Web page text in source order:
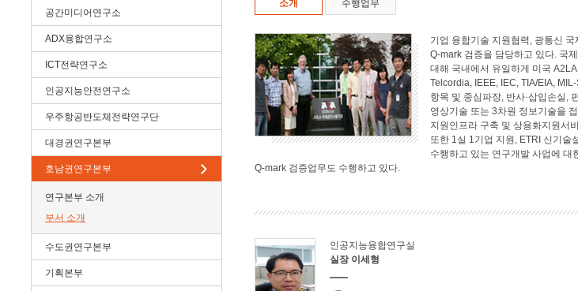
공간미디어연구소
ADX융합연구소
ICT전략연구소
인공지능안전연구소
우주항공반도체전략연구단
대경권연구본부
호남권연구본부
연구본부 소개
부서 소개
수도권연구본부
기획본부
소개 수행업무
기업 융합기술 지원협력, 광통신
Q-mark 검증을 담당하고 있다. 국
대해 국내에서 유일하게 미국
Telcordia, IEEE, IEC, TIA/EIA,
항목 및 중심파장, 반사·삽입손실,
영상기술 또는 3차원 정보기술을
지원인프라 구축 및 상용화지원서
또한 1실 1기업 지원, ETRI 신기술
수행하고 있는 연구개발 사업에 대
Q-mark 검증업무도 수행하고 있다.
인공지능융합연구실
실장 이세형